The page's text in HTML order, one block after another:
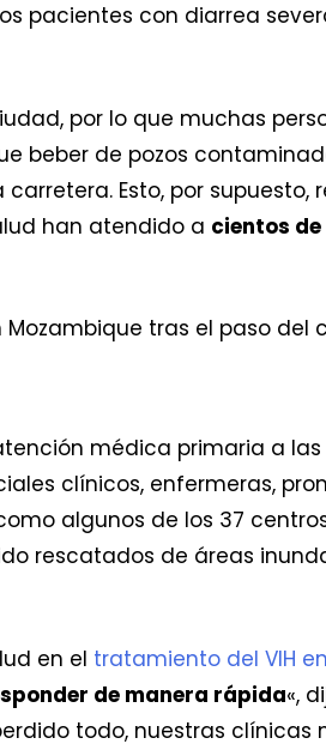
pacientes con diarrea
por lo que muchas
beber de pozos
Esto, por supuesto,
han atendido a cientos de
médica primaria a las
clínicos, enfermeras,
algunos de los 37
rescatados de áreas
en el tratamiento del VIH en
de manera rápida«,
todo, nuestras clínicas